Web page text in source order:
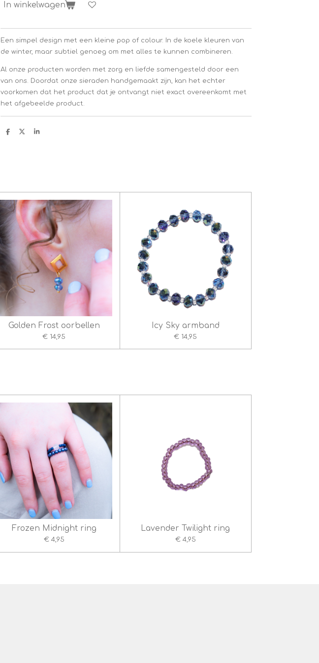
In winkelwagen
Een simpel design met een kleine pop of colour. In de koele kleuren van
de winter, maar subtiel genoeg om met alles te kunnen combineren.
Al onze producten worden met zorg en liefde samengesteld door een
van ons. Doordat onze sieraden handgemaakt zijn, kan het echter
voorkomen dat het product dat je ontvangt niet exact overeenkomt met
het afgebeelde product.
D
D
S
Golden Frost oorbellen
€ 14,95
Icy Sky armband
€ 14,95
Frozen Midnight ring
€ 4,95
Lavender Twilight ring
€ 4,95